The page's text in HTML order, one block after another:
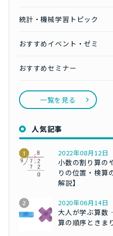
統計・機械学習トピック
おすすめイベント・ゼミ
おすすめセミナー
一覧を見る
人気記事
2022年08月12日
小数の割り算の
りの位置・検算
解説】
2020年06月14日
大人が学ぶ算数
算の順序ときま